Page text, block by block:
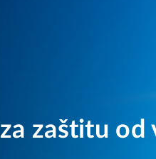
Obrazac 18a
trećih zemalja